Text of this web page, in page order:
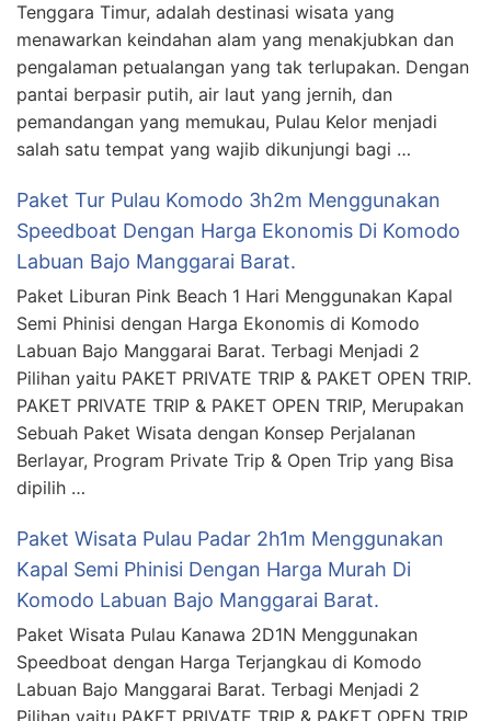
Tenggara Timur, adalah destinasi wisata yang
menawarkan keindahan alam yang menakjubkan dan
pengalaman petualangan yang tak terlupakan. Dengan
pantai berpasir putih, air laut yang jernih, dan
pemandangan yang memukau, Pulau Kelor menjadi
salah satu tempat yang wajib dikunjungi bagi …
Paket Tur Pulau Komodo 3h2m Menggunakan
Speedboat Dengan Harga Ekonomis Di Komodo
Labuan Bajo Manggarai Barat.
Paket Liburan Pink Beach 1 Hari Menggunakan Kapal
Semi Phinisi dengan Harga Ekonomis di Komodo
Labuan Bajo Manggarai Barat. Terbagi Menjadi 2
Pilihan yaitu PAKET PRIVATE TRIP & PAKET OPEN TRIP.
PAKET PRIVATE TRIP & PAKET OPEN TRIP, Merupakan
Sebuah Paket Wisata dengan Konsep Perjalanan
Berlayar, Program Private Trip & Open Trip yang Bisa
dipilih …
Paket Wisata Pulau Padar 2h1m Menggunakan
Kapal Semi Phinisi Dengan Harga Murah Di
Komodo Labuan Bajo Manggarai Barat.
Paket Wisata Pulau Kanawa 2D1N Menggunakan
Speedboat dengan Harga Terjangkau di Komodo
Labuan Bajo Manggarai Barat. Terbagi Menjadi 2